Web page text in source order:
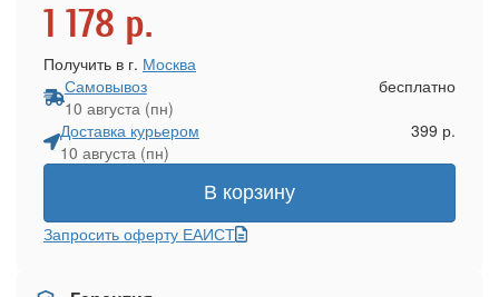
1 178 р.
Получить в г. Москва
Самовывоз
10 августа (пн)
бесплатно
Доставка курьером
10 августа (пн)
399 р.
В корзину
Запросить оферту ЕАИСТ